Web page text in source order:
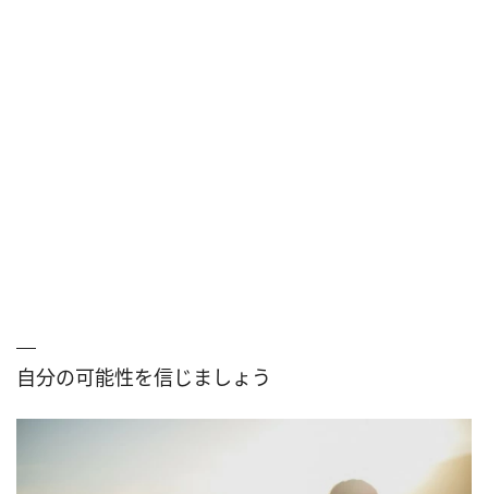
自分の可能性を信じましょう